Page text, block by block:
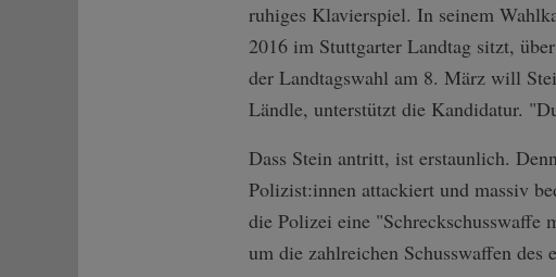
ruhiges Klavierspiel. In seinem
2016 im Stuttgarter Landtag sitzt,
der Landtagswahl am 8. März will
Ländle, unterstützt die Kandidatur.
Dass Stein antritt, ist erstaunlich.
Polizist:innen attackiert und massiv
die Polizei eine "Schreckschusswaffe
um die zahlreichen Schusswaffen des